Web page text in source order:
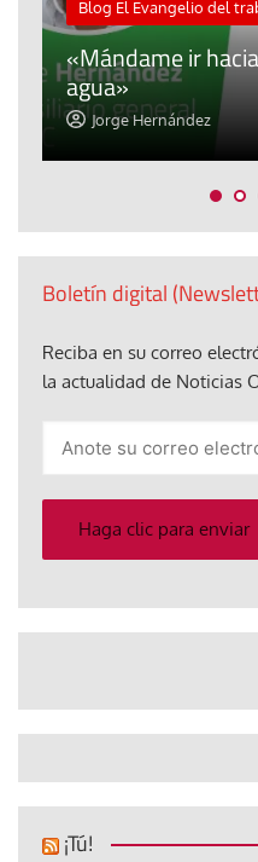
Blog El Evangelio del
«Mándame ir
agua»
Jorge Hernández
Boletín digital
Reciba en su correo
la actualidad de Noticias
electrónico
Haga clic para enviar
¡Tú!